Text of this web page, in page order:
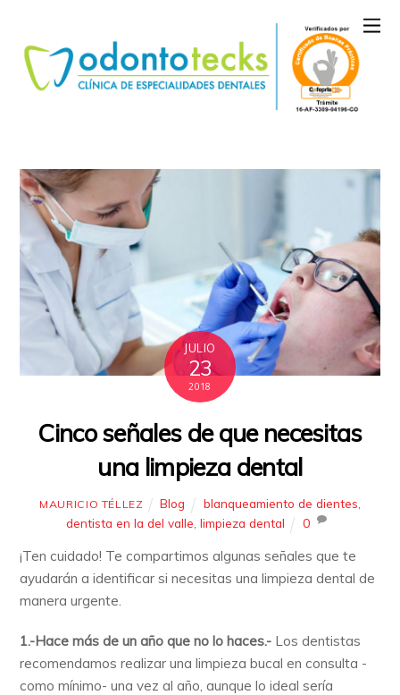
JULIO
23
2018
Cinco señales de que necesitas
una limpieza dental
MAURICIO TÉLLEZ Blog blanqueamiento de dientes
dentista en la del valle limpieza dental 0
¡Ten cuidado! Te compartimos algunas señales que te
ayudarán a identificar si necesitas una limpieza dental de
manera urgente.
1.-Hace más de un año que no lo haces.- Los dentistas
recomendamos realizar una limpieza bucal en consulta -
como mínimo- una vez al año, aunque lo ideal sería